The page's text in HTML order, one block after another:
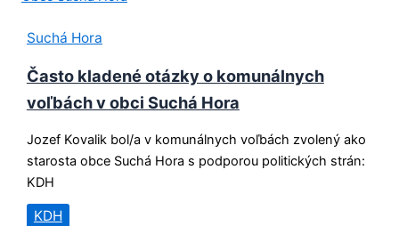
Suchá Hora
Často kladené otázky o komunálnych
voľbách v obci Suchá Hora
Jozef Kovalik bol/a v komunálnych voľbách zvolený ako
starosta obce Suchá Hora s podporou politických strán:
KDH
KDH